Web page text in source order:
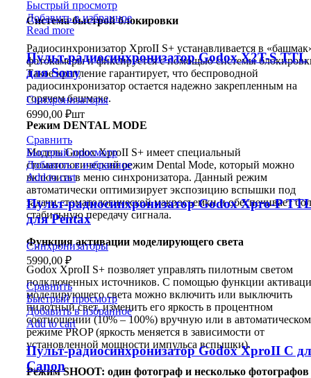
Система быстрой блокировки
Радиосинхронизатор XproII S+ устанавливается в
фотокамеры и фиксируется с помощью системы
Такое крепление гарантирует, что беспроводной
радиосинхронизатор остается надежно закрепленным на
горячем башмаке.
Режим DENTAL MODE
Модель Godox XproII S+ имеет специальный
стоматологический режим Dental Mode, который можно
включить в меню синхронизатора. Данный режим
автоматически оптимизирует экспозицию вспышки под
задачи стоматологической макросъемки и обеспечивает
стабильную передачу сигнала.
Функция активации моделирующего света
Godox XproII S+ позволяет управлять пилотным светом
подключенных источников. С помощью функции
моделирующего света можно включить или выключить
пилотный свет, изменить его яркость в процентном
соотношении (10% – 100%) вручную или в автоматическом
режиме PROP (яркость меняется в зависимости от
установленной мощности импульса вспышки).
Режим SHOOT: один фотограф и несколько фотографов
Быстрый просмотр
Добавить в избранное
Read more
Пульт-радиосинхронизатор Godox X2T-S TTL
для Sony
Синхронизаторы
6990,00 ₽шт
Сравнить
Быстрый просмотр
Добавить в избранное
Add to cart
Пульт-радиосинхронизатор Godox Xpro-P
для Pentax
Синхронизаторы
5990,00 ₽
Сравнить
Быстрый просмотр
Добавить в избранное
Add to cart
Пульт-радиосинхронизатор Godox XproII C
Canon